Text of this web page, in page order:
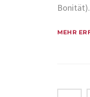
Bonität).
MEHR